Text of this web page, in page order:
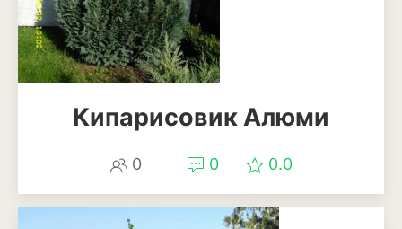
Кипарисовик Алюми
0 0 0.0